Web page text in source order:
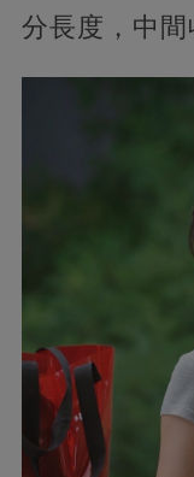
分長度，中間